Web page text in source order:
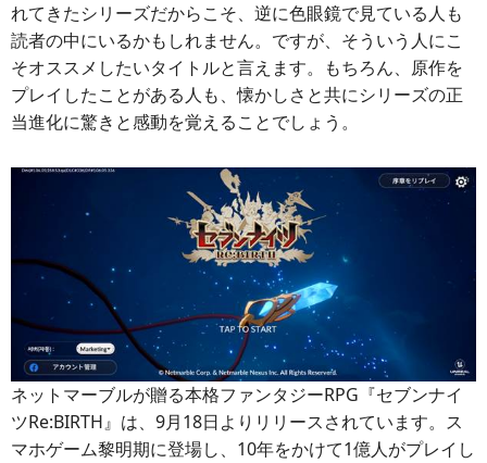
れてきたシリーズだからこそ、逆に色眼鏡で見ている人も
読者の中にいるかもしれません。ですが、そういう人にこ
そオススメしたいタイトルと言えます。もちろん、原作を
プレイしたことがある人も、懐かしさと共にシリーズの正
当進化に驚きと感動を覚えることでしょう。
ネットマーブルが贈る本格ファンタジーRPG『セブンナイ
ツRe:BIRTH』は、9月18日よりリリースされています。ス
マホゲーム黎明期に登場し、10年をかけて1億人がプレイし